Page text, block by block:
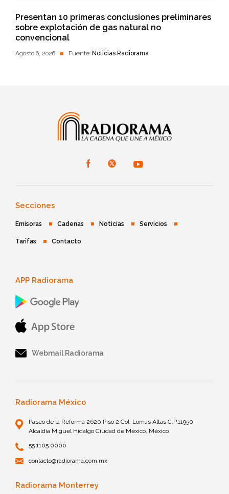
Presentan 10 primeras conclusiones preliminares
sobre explotación de gas natural no
convencional
Agosto 6, 2026 Fuente: Noticias Radiorama
Secciones
Emisoras Cadenas Noticias Servicios
Tarifas Contacto
APP Radiorama
Webmail Radiorama
Radiorama México
Paseo de la Reforma 2620 Piso 2 Col. Lomas Altas C.P.11950
Alcaldía Miguel Hidalgo Ciudad de México, México
55 1105 0000
contacto@radiorama.com.mx
Radiorama Monterrey